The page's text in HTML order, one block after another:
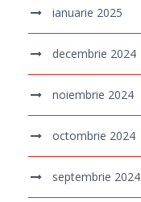
ianuarie 2025
decembrie 2024
noiembrie 2024
octombrie 2024
septembrie 2024